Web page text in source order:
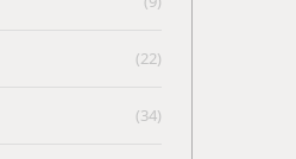
(22)
(34)